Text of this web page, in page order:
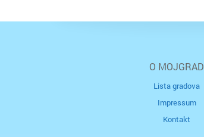
O MOJGRAD
Lista gradova
Impressum
Kontakt